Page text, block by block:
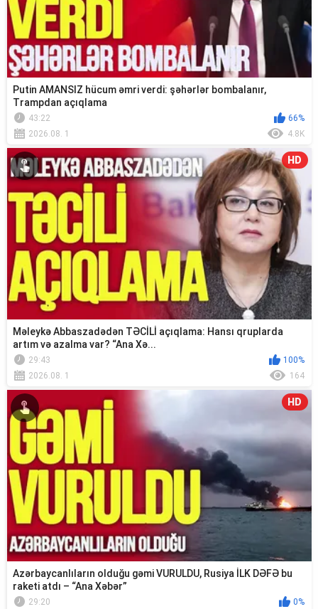
Putin AMANSIZ hücum əmri verdi: şəhərlər bombalanır,
Trampdan açıqlama
43:22
66%
2026.08. 1
4.8K
HD
Məleykə Abbaszadədən TƏCİLİ açıqlama: Hansı qruplarda
artım və azalma var? “Ana Xə...
29:43
100%
2026.08. 1
164
HD
Azərbaycanlıların olduğu gəmi VURULDU, Rusiya İLK DƏFƏ bu
raketi atdı – “Ana Xəbər”
29:20 0%